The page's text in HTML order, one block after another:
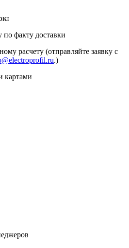
факту доставки
расчету (отправляйте заявку с
.)
картами